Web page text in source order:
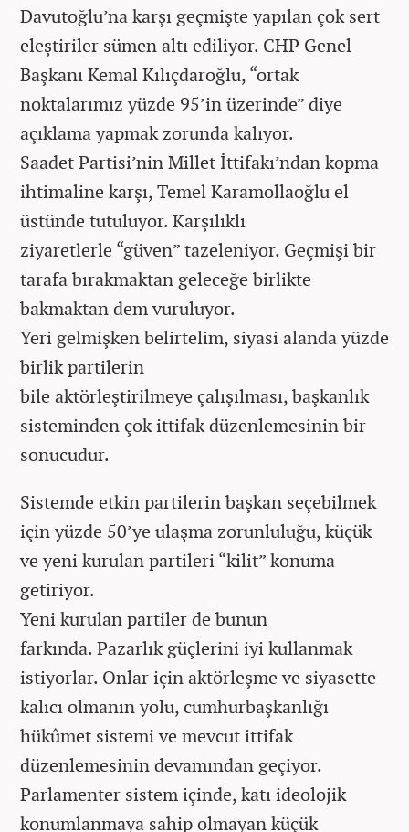
Davutoğlu’na karşı geçmişte yapılan çok sert
eleştiriler sümen altı ediliyor. CHP Genel
Başkanı Kemal Kılıçdaroğlu, “ortak
noktalarımız yüzde 95’in üzerinde” diye
açıklama yapmak zorunda kalıyor.
Saadet Partisi’nin Millet İttifakı’ndan kopma
ihtimaline karşı, Temel Karamollaoğlu el
üstünde tutuluyor. Karşılıklı
ziyaretlerle “güven” tazeleniyor. Geçmişi bir
tarafa bırakmaktan geleceğe birlikte
bakmaktan dem vuruluyor.
Yeri gelmişken belirtelim, siyasi alanda yüzde
birlik partilerin
bile aktörleştirilmeye çalışılması, başkanlık
sisteminden çok ittifak düzenlemesinin bir
sonucudur.
Sistemde etkin partilerin başkan seçebilmek
için yüzde 50’ye ulaşma zorunluluğu, küçük
ve yeni kurulan partileri “kilit” konuma
getiriyor.
Yeni kurulan partiler de bunun
farkında. Pazarlık güçlerini iyi kullanmak
istiyorlar. Onlar için aktörleşme ve siyasette
kalıcı olmanın yolu, cumhurbaşkanlığı
hükûmet sistemi ve mevcut ittifak
düzenlemesinin devamından geçiyor.
Parlamenter sistem içinde, katı ideolojik
konumlanmaya sahip olmayan küçük